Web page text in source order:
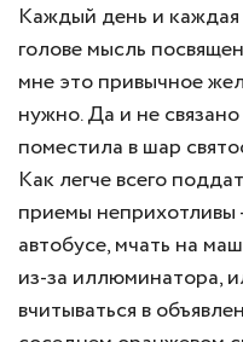
Каждый день и
голове мысль
мне это привычное
нужно. Да и не
поместила в шар
Как легче всего
приемы неприхотливы
автобусе, мчать на
из-за иллюминатора,
вчитываться в